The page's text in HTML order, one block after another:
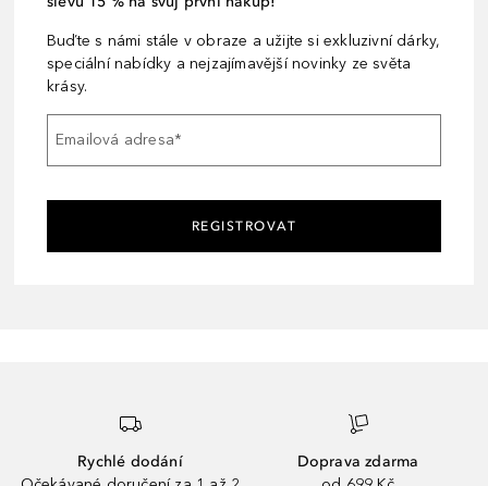
Buďte s námi stále v obraze a užijte si exkluzivní dárky,
speciální nabídky a nejzajímavější novinky ze světa
krásy.
Emailová adresa*
REGISTROVAT
Rychlé dodání
Doprava zdarma